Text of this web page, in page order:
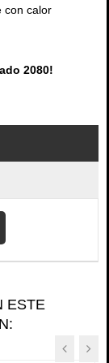
con calor
2080!
ESTE